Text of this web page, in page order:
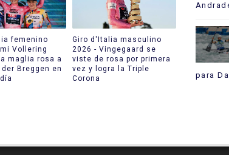
femenino
Vollering
maglia rosa a
Breggen en
Giro d'Italia masculino
2026 - Vingegaard se
viste de rosa por primera
vez y logra la Triple
Corona
para